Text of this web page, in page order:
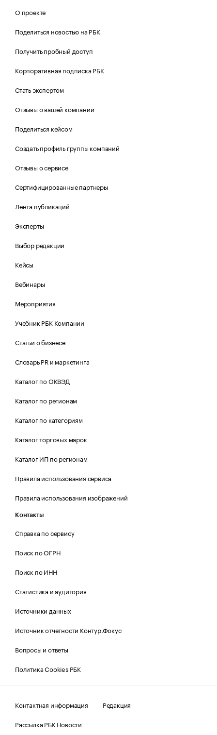
О проекте
Поделиться новостью на РБК
Получить пробный доступ
Корпоративная подписка РБК
Стать экспертом
Отзывы о вашей компании
Поделиться кейсом
Создать профиль группы компаний
Отзывы о сервисе
Сертифицированные партнеры
Лента публикаций
Эксперты
Выбор редакции
Кейсы
Вебинары
Мероприятия
Учебник РБК Компании
Статьи о бизнесе
Словарь PR и маркетинга
Каталог по ОКВЭД
Каталог по регионам
Каталог по категориям
Каталог торговых марок
Каталог ИП по регионам
Правила использования сервиса
Правила использования изображений
Контакты
Справка по сервису
Поиск по ОГРН
Поиск по ИНН
Статистика и аудитория
Источники данных
Источник отчетности Контур.Фокус
Вопросы и ответы
Политика Cookies РБК
Контактная информация
Редакция
Рассылка РБК Новости